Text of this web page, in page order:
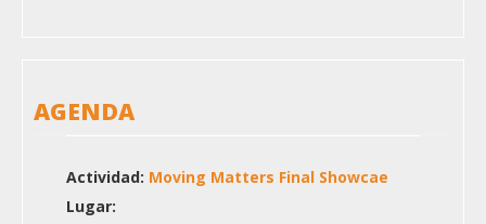
AGENDA
Actividad: Moving Matters Final Showcae
Lugar: